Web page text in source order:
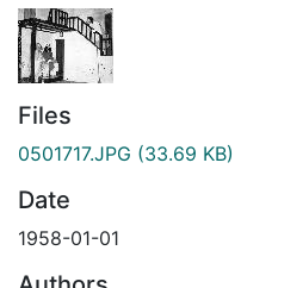
Files
0501717.JPG (33.69 KB)
Date
1958-01-01